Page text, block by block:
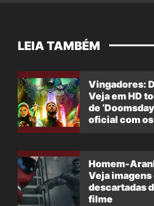
LEIA TAMBÉM
Vingadores:
Veja em HD
de
oficial com
Homem-
Veja
descartadas
filme